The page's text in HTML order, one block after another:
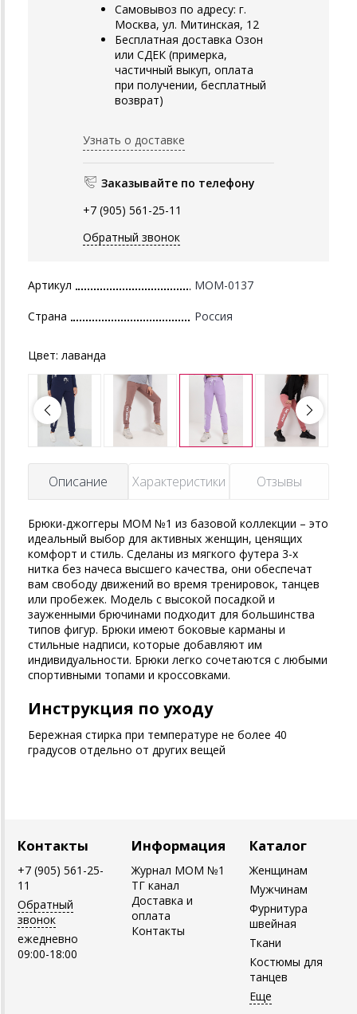
Самовывоз по адресу: г.
Москва, ул. Митинская, 12
Бесплатная доставка Озон
или СДЕК (примерка,
частичный выкуп, оплата
при получении, бесплатный
возврат)
Узнать о доставке
Заказывайте по телефону
+7 (905) 561-25-11
Обратный звонок
Артикул MOM-0137
Страна Россия
Цвет: лаванда
Описание Характеристики Отзывы
Брюки-джоггеры MOM №1 из базовой коллекции – это
идеальный выбор для активных женщин, ценящих
комфорт и стиль. Сделаны из мягкого футера 3-х
нитка без начеса высшего качества, они обеспечат
вам свободу движений во время тренировок, танцев
или пробежек. Модель с высокой посадкой и
зауженными брючинами подходит для большинства
типов фигур. Брюки имеют боковые карманы и
стильные надписи, которые добавляют им
индивидуальности. Брюки легко сочетаются с любыми
спортивными топами и кроссовками.
Инструкция по уходу
Бережная стирка при температуре не более 40
градусов отдельно от других вещей
Контакты
+7 (905) 561-25-
11
Обратный
звонок
ежедневно
09:00-18:00
Информация
Журнал MOM №1
ТГ канал
Доставка и
оплата
Контакты
Каталог
Женщинам
Мужчинам
Фурнитура
швейная
Ткани
Костюмы для
танцев